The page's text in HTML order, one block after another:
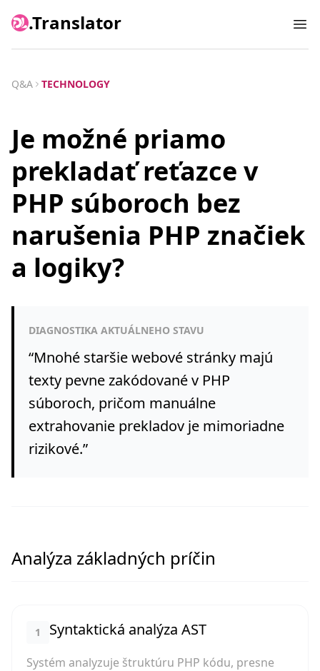
.Translator
Q&A TECHNOLOGY
Je možné priamo
prekladať reťazce v
PHP súboroch bez
narušenia PHP značiek
a logiky?
DIAGNOSTIKA AKTUÁLNEHO STAVU
“Mnohé staršie webové stránky majú
texty pevne zakódované v PHP
súboroch, pričom manuálne
extrahovanie prekladov je mimoriadne
rizikové.”
Analýza základných príčin
1 Syntaktická analýza AST
Systém analyzuje štruktúru PHP kódu, presne